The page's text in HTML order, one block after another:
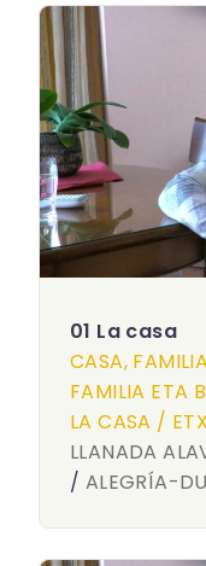
01 La casa
CASA,
FAMILIA ETA
LA CASA /
LLANADA
/ ALEGRÍA-